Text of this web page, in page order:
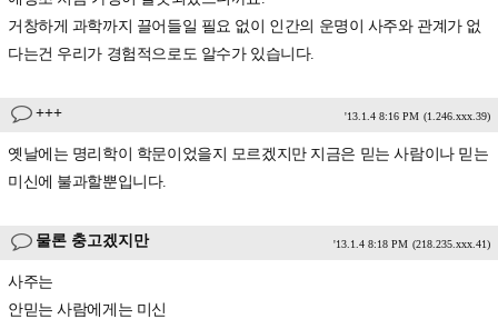
거창하게 과학까지 끌어들일 필요 없이 인간의 운명이 사주와 관계가 없
다는건 우리가 경험적으로도 알수가 있습니다.
+++ '13.1.4 8:16 PM (1.246.xxx.39)
옛날에는 명리학이 학문이었을지 모르겠지만 지금은 믿는 사람이나 믿는
미신에 불과할뿐입니다.
물론 충고겠지만 '13.1.4 8:18 PM (218.235.xxx.41)
사주는
안믿는 사람에게는 미신